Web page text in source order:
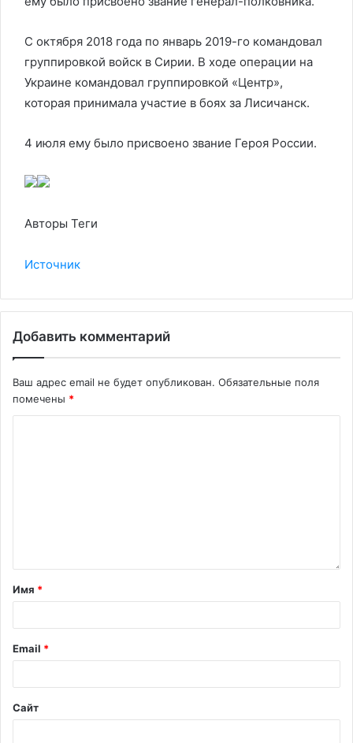
С октября 2018 года по январь 2019-го командовал
группировкой войск в Сирии. В ходе операции на
Украине командовал группировкой «Центр»,
которая принимала участие в боях за Лисичанск.
4 июля ему было присвоено звание Героя России.
Авторы Теги
Источник
Добавить комментарий
Ваш адрес email не будет опубликован. Обязательные поля
помечены *
Имя *
Email *
Сайт